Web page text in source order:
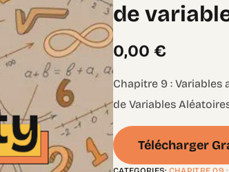
de
0,00€
Chapitre 9 : Variables
de Variables
Télécharger